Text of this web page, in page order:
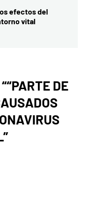
efectos del
vital
“PARTE DE
”